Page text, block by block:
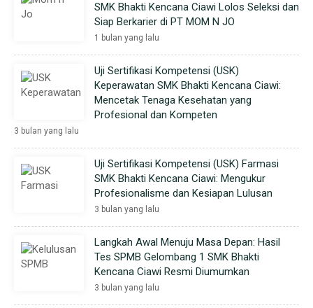
SMK Bhakti Kencana Ciawi Lolos Seleksi dan
Siap Berkarier di PT MOM N JO
1 bulan yang lalu
Uji Sertifikasi Kompetensi (USK)
Keperawatan SMK Bhakti Kencana Ciawi:
Mencetak Tenaga Kesehatan yang
Profesional dan Kompeten
3 bulan yang lalu
Uji Sertifikasi Kompetensi (USK) Farmasi
SMK Bhakti Kencana Ciawi: Mengukur
Profesionalisme dan Kesiapan Lulusan
3 bulan yang lalu
Langkah Awal Menuju Masa Depan: Hasil
Tes SPMB Gelombang 1 SMK Bhakti
Kencana Ciawi Resmi Diumumkan
3 bulan yang lalu